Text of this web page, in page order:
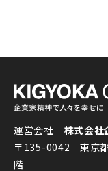
運営会社｜ 株式会社
〒135-0042 東京都
階